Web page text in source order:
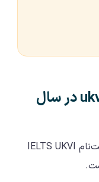
زمان برگزاری آزمون ukvi ielts در سال
براساس آخرین اطلاعت سایت رسمی ثبت‌نام IELTS UKVI